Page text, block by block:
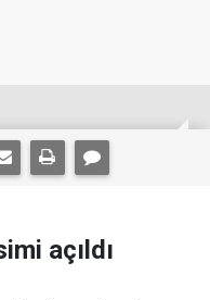
açıldı